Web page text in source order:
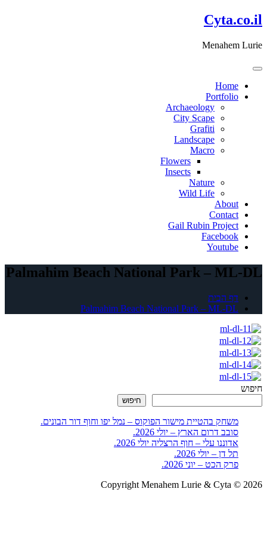
דלג
לתוכן
Cyta.co.il
Menahem Lurie
Home
Portfolio
Archaeology
City Scape
Grafiti
Landscape
Macro
Flowers
Insects
Nature
Wild Life
About
Contact
Gail Rubin Project
Facebook
Youtube
Palmahim Beach National Park – ML-DL
דף הבית
Palmahim Beach National Park – ML-DL
חיפוש
חיפוש
משחק בהטיית מישור הפוקוס – נמל יפו וחוף דור הבונים.
סובב דרום הארץ – יולי 2026.
אדוננו עלי – חוף הרצליה יולי 2026.
תל דן – יולי 2026.
פרק הכט – יוני 2026.
Copyright Menahem Lurie & Cyta © 2026